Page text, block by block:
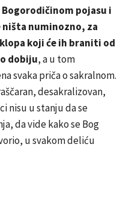
pojasu i
numinozno, za
koji će ih braniti od
dobiju, a u tom
svaka priča o sakralnom.
desakralizovan,
nisu u stanju da se
da vide kako se Bog
u svakom deliću